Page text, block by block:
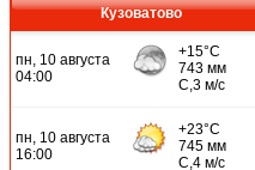
Кузоватово